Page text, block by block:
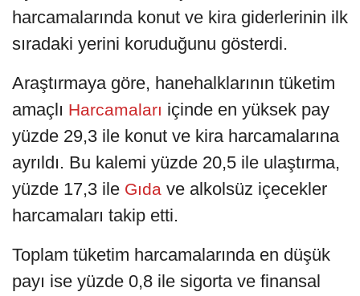
harcamalarında konut ve kira giderlerinin ilk
sıradaki yerini koruduğunu gösterdi.
Araştırmaya göre, hanehalklarının tüketim
amaçlı Harcamaları içinde en yüksek pay
yüzde 29,3 ile konut ve kira harcamalarına
ayrıldı. Bu kalemi yüzde 20,5 ile ulaştırma,
yüzde 17,3 ile Gıda ve alkolsüz içecekler
harcamaları takip etti.
Toplam tüketim harcamalarında en düşük
payı ise yüzde 0,8 ile sigorta ve finansal